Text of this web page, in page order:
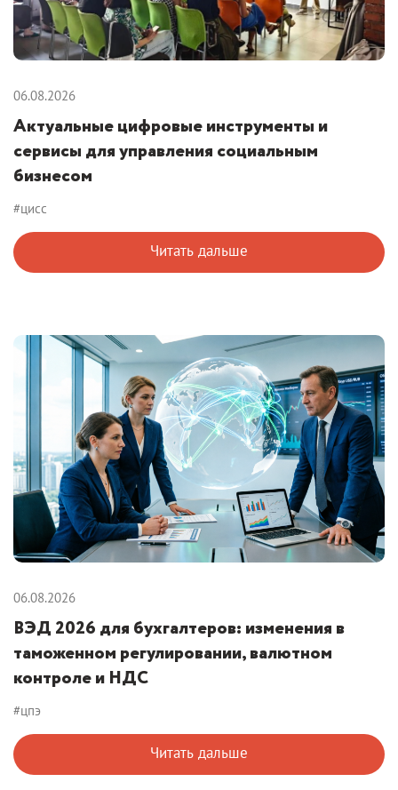
06.08.2026
Актуальные цифровые инструменты и
сервисы для управления социальным
бизнесом
#цисс
Читать дальше
06.08.2026
ВЭД 2026 для бухгалтеров: изменения в
таможенном регулировании, валютном
контроле и НДС
#цпэ
Читать дальше